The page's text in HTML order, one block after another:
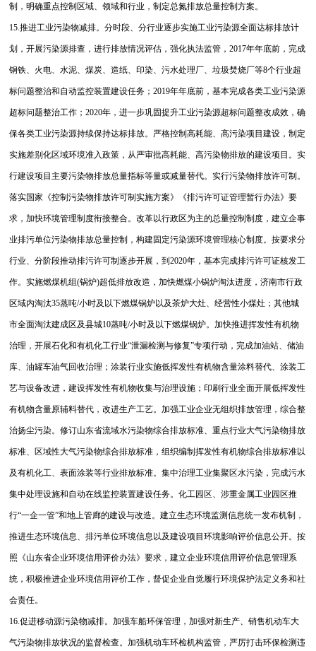
制，明确重点控制区域、领域和行业，制定总氮排放总量控制方案。
15.推进工业污染物减排。分时段、分行业逐步实施工业污染源全面达标排放计
划，开展污染源排查，进行排放情况评估，强化执法监管，2017年年底前，完成
钢铁、火电、水泥、煤炭、造纸、印染、污水处理厂、垃圾焚烧厂等8个行业超
标问题整治和自动监控装置建设任务；2019年年底前，基本完成各类工业污染源
超标问题整治工作；2020年，进一步巩固提升工业污染源超标问题整改成效，确
保各类工业污染源持续保持达标排放。严格控制高耗能、高污染项目建设，制定
实施差别化区域环境准入政策，从严审批高耗能、高污染物排放的建设项目。实
行建设项目主要污染物排放总量指标等量或减量替代。实行污染物排放许可制。
落实国家《控制污染物排放许可制实施方案》《排污许可证管理暂行办法》要
求，加快环境管理制度衔接整合。改革以行政区为主的总量控制制度，建立企事
业排污单位污染物排放总量控制，构建固定污染源环境管理核心制度。按要求分
行业、分阶段推动排污许可制逐步开展，到2020年，基本完成排污许可证核发工
作。实施燃煤机组(锅炉)超低排放改造，加快燃煤小锅炉淘汰进度，济南市行政
区域内淘汰35蒸吨/小时及以下燃煤锅炉以及茶炉大灶、经营性小煤灶；其他城
市全面淘汰建成区及县城10蒸吨/小时及以下燃煤锅炉。加快推进挥发性有机物
治理，开展石化和有机化工行业“泄漏检测与修复”专项行动，完成加油站、储油
库、油罐车油气回收治理；涂装行业实施低挥发性有机物含量涂料替代、涂装工
艺与设备改进，建设挥发性有机物收集与治理设施；印刷行业全面开展低挥发性
有机物含量原辅料替代，改进生产工艺。加强工业企业无组织排放管理，综合整
治扬尘污染。修订山东省流域水污染物综合排放标准、重点行业大气污染物排放
标准、区域性大气污染物综合排放标准，组织编制挥发性有机物综合排放标准以
及有机化工、表面涂装等行业排放标准。集中治理工业集聚区水污染，完成污水
集中处理设施和自动在线监控装置建设任务。化工园区、涉重金属工业园区推
行“一企一管”和地上管廊的建设与改造。建立生态环境监测信息统一发布机制，
推进生态环境信息、排污单位环境信息以及建设项目环境影响评价信息公开。按
照《山东省企业环境信用评价办法》要求，建立企业环境信用评价信息管理系
统，积极推进企业环境信用评价工作，督促企业自觉履行环境保护法定义务和社
会责任。
16.促进移动源污染物减排。加强车船环保管理，加强对新生产、销售机动车大
气污染物排放状况的监督检查。加强机动车环检机构监管，严厉打击环保检测违